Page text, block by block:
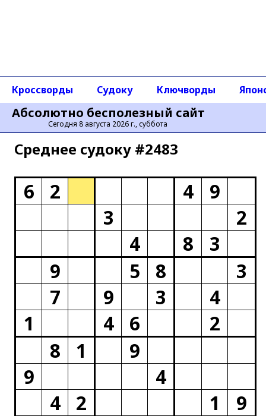
Абсолютно бесполезный сайт
Сегодня 8 августа 2026 г., суббота
Кроссворды Судоку Ключворды
Среднее cудоку #2483
6 2 4
9
3
2
4
8
3
9
5 8
3
7
9 3
4
1
4 6
2
8
1
9
9
4
4
2 1 9